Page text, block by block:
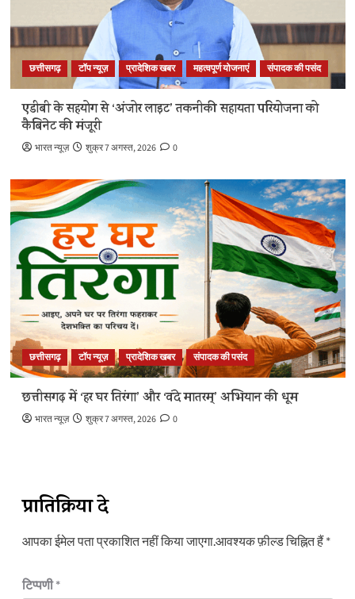
छत्तीसगढ़ टॉप न्यूज़ प्रादेशिक खबर महत्वपूर्ण योजनाएं संपादक की पसंद
एडीबी के सहयोग से ‘अंजोर लाइट’ तकनीकी सहायता परियोजना को
कैबिनेट की मंजूरी
भारत न्यूज़ शुक्र 7 अगस्त, 2026 0
छत्तीसगढ़ टॉप न्यूज़ प्रादेशिक खबर संपादक की पसंद
छत्तीसगढ़ में ‘हर घर तिरंगा’ और ‘वंदे मातरम्’ अभियान की धूम
भारत न्यूज़ शुक्र 7 अगस्त, 2026 0
प्रातिक्रिया दे
आपका ईमेल पता प्रकाशित नहीं किया जाएगा.आवश्यक फ़ील्ड चिह्नित हैं*
टिप्पणी*